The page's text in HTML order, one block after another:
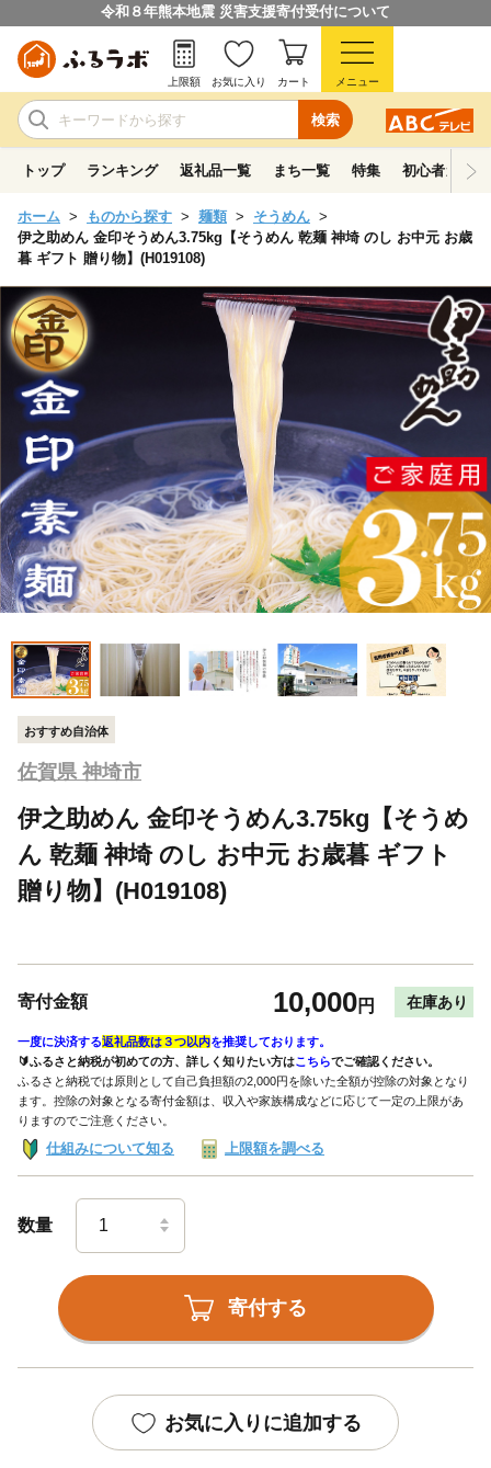
令和８年熊本地震 災害支援寄付受付について
検索
上限額 お気に入り カート メニュー
トップ ランキング 返礼品一覧 まち一覧 特集 初心者ガイド
ホーム ものから探す 麺類
そうめん
伊之助めん 金印そうめん3.75kg【そうめん 乾麺 神埼 のし お中元 お歳
暮 ギフト 贈り物】(H019108)
おすすめ自治体
佐賀県 神埼市
伊之助めん 金印そうめん3.75kg【そうめ
ん 乾麺 神埼 のし お中元 お歳暮 ギフト
贈り物】(H019108)
寄付金額 10,000円 在庫あり
一度に決済する返礼品数は３つ以内を推奨しております。
🔰ふるさと納税が初めての方、詳しく知りたい方はこちらでご確認ください。
ふるさと納税では原則として自己負担額の2,000円を除いた全額が控除の対象となり
ます。控除の対象となる寄付金額は、収入や家族構成などに応じて一定の上限があ
りますのでご注意ください。
仕組みについて知る 上限額を調べる
数量
寄付する
お気に入りに追加する